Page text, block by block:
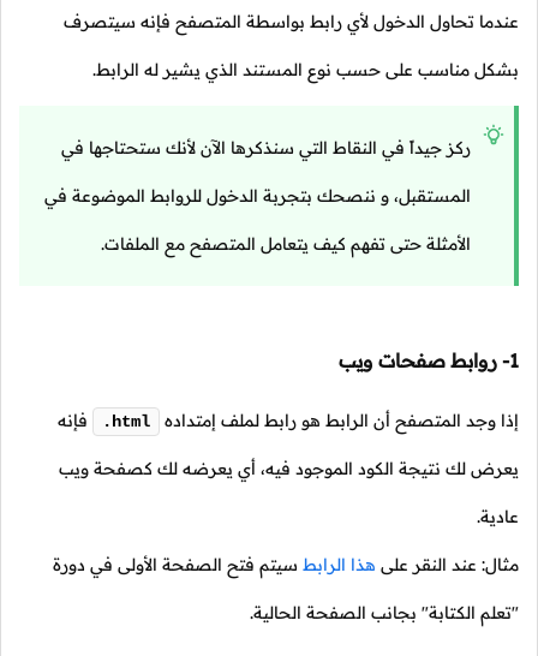
عندما تحاول الدخول لأي رابط بواسطة المتصفح فإنه سيتصرف
بشكل مناسب على حسب نوع المستند الذي يشير له الرابط.
ركز جيداً في النقاط التي سنذكرها الآن لأنك ستحتاجها في
المستقبل، و ننصحك بتجربة الدخول للروابط الموضوعة في
الأمثلة حتى تفهم كيف يتعامل المتصفح مع الملفات.
1- روابط صفحات ويب
إذا وجد المتصفح أن الرابط هو رابط لملف إمتداده .html فإنه
يعرض لك نتيجة الكود الموجود فيه، أي يعرضه لك كصفحة ويب
عادية.
مثال: عند النقر على هذا الرابط سيتم فتح الصفحة الأولى في دورة
"تعلم الكتابة" بجانب الصفحة الحالية.